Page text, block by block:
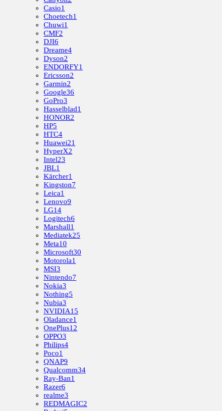
Casio1
Choetech1
Chuwi1
CMF2
DJI6
Dreame4
Dyson2
ENDORFY1
Ericsson2
Garmin2
Google36
GoPro3
Hasselblad1
HONOR2
HP5
HTC4
Huawei21
HyperX2
Intel23
JBL1
Kärcher1
Kingston7
Leica1
Lenovo9
LG14
Logitech6
Marshall1
Mediatek25
Meta10
Microsoft30
Motorola1
MSI3
Nintendo7
Nokia3
Nothing5
Nubia3
NVIDIA15
Oladance1
OnePlus12
OPPO3
Philips4
Poco1
QNAP9
Qualcomm34
Ray-Ban1
Razer6
realme3
REDMAGIC2